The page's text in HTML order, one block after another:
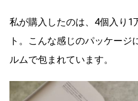
私が購入したのは、4個入り1
ト。こんな感じのパッケージ
ルムで包まれています。